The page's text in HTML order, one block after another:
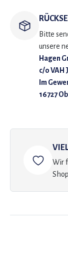
Bitte
unsere
Hagen
c/o VAH
Im
16727
Wir